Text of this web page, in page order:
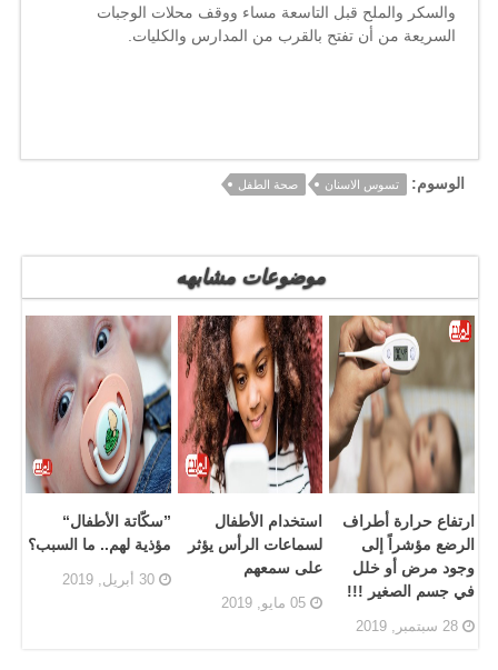
والسكر والملح قبل التاسعة مساء ووقف محلات الوجبات
السريعة من أن تفتح بالقرب من المدارس والكليات.
الوسوم: تسوس الاسنان صحة الطفل
موضوعات مشابهه
ارتفاع حرارة أطراف
الرضع مؤشراً إلى
وجود مرض أو خلل
في جسم الصغير !!!
28 سبتمبر, 2019
استخدام الأطفال
لسماعات الرأس يؤثر
على سمعهم
05 مايو, 2019
”سكّاتة الأطفال“
مؤذية لهم.. ما السبب؟
30 أبريل, 2019